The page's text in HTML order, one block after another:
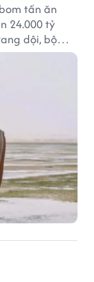
tấn ăn
24.000 tỷ
dội, bộ
không ít